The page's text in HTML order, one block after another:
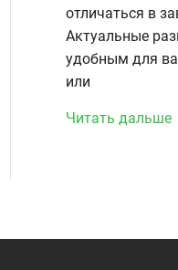
отличаться в
Актуальные
удобным для
или
Читать дальше